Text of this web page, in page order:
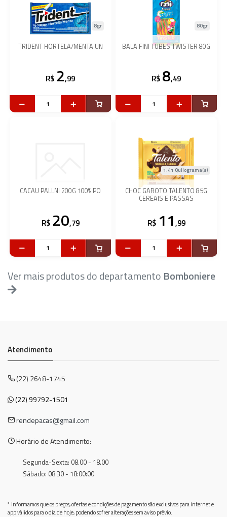
TRIDENT HORTELA/MENTA UN
8gr
R$ 2,99
BALA FINI TUBES TWISTER 80G
80gr
R$ 8,49
CACAU PALLNI 200G 100% PO
R$ 20,79
CHOC GAROTO TALENTO 85G
CEREAIS E PASSAS
1.41 Quilograma(s)
R$ 11,99
Ver mais produtos do departamento Bomboniere
Atendimento
(22) 2648-1745
(22) 99792-1501
rendepacas@gmail.com
Horário de Atendimento:
Segunda-Sexta: 08.00 - 18.00
Sábado: 08.30 - 18:00:00
* Informamos que os preços, ofertas e condições de pagamento são exclusivos para internet e
app válidos para o dia de hoje, podendo sofrer alterações sem aviso prévio.